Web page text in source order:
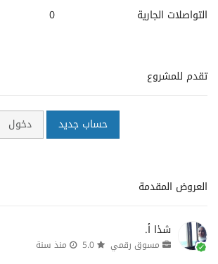
التواصلات الجارية
0
تقدم للمشروع
حساب جديد دخول
العروض المقدمة
شذا أ.
مسوق رقمي منذ سنة